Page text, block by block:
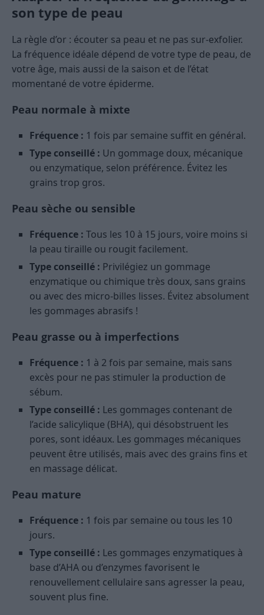
son type de peau
La règle d’or : écouter sa peau et ne pas sur-exfolier.
La fréquence idéale dépend de votre type de peau, de
votre âge, mais aussi de la saison et de l’état
momentané de votre épiderme.
Peau normale à mixte
Fréquence : 1 fois par semaine suffit en général.
Type conseillé : Un gommage doux, mécanique
ou enzymatique, selon préférence. Évitez les
grains trop gros.
Peau sèche ou sensible
Fréquence : Tous les 10 à 15 jours, voire moins si
la peau tiraille ou rougit facilement.
Type conseillé : Privilégiez un gommage
enzymatique ou chimique très doux, sans grains
ou avec des micro-billes lisses. Évitez absolument
les gommages abrasifs !
Peau grasse ou à imperfections
Fréquence : 1 à 2 fois par semaine, mais sans
excès pour ne pas stimuler la production de
sébum.
Type conseillé : Les gommages contenant de
l’acide salicylique (BHA), qui désobstruent les
pores, sont idéaux. Les gommages mécaniques
peuvent être utilisés, mais avec des grains fins et
en massage délicat.
Peau mature
Fréquence : 1 fois par semaine ou tous les 10
jours.
Type conseillé : Les gommages enzymatiques à
base d’AHA ou d’enzymes favorisent le
renouvellement cellulaire sans agresser la peau,
souvent plus fine.